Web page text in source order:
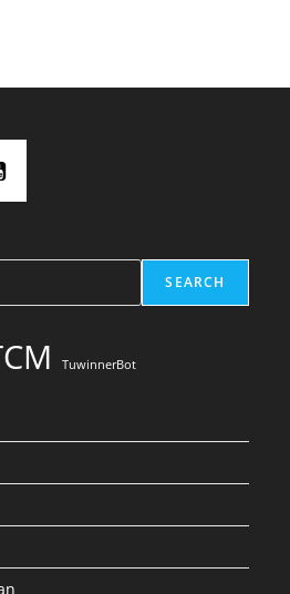
SEARCH
TuwinnerBot